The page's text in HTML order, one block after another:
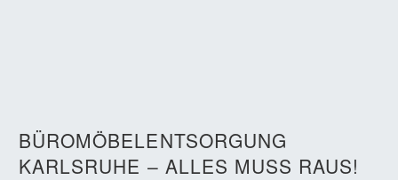
BÜROMÖBELENTSORGUNG
KARLSRUHE – ALLES MUSS RAUS!